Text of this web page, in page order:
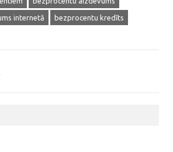
internetā bezprocentu kredīts